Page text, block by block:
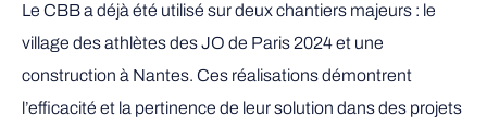
Le CBB a déjà été utilisé sur deux chantiers majeurs : le
village des athlètes des JO de Paris 2024 et une
construction à Nantes. Ces réalisations démontrent
l’efficacité et la pertinence de leur solution dans des projets